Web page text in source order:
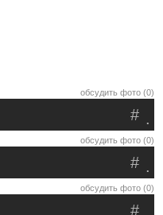
обсудить фото (0)
.
#
обсудить фото (0)
.
#
обсудить фото (0)
#